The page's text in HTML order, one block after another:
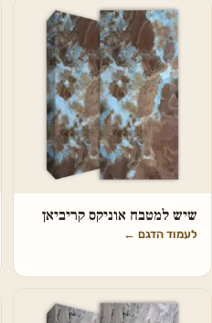
שיש למטבח אוניקס קריביאן
לעמוד הדגם ←